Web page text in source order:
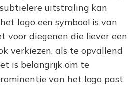
uitstraling kan
logo een symbool is van
voor diegenen die liever een
verkiezen, als te opvallend
is belangrijk om te
van het logo past